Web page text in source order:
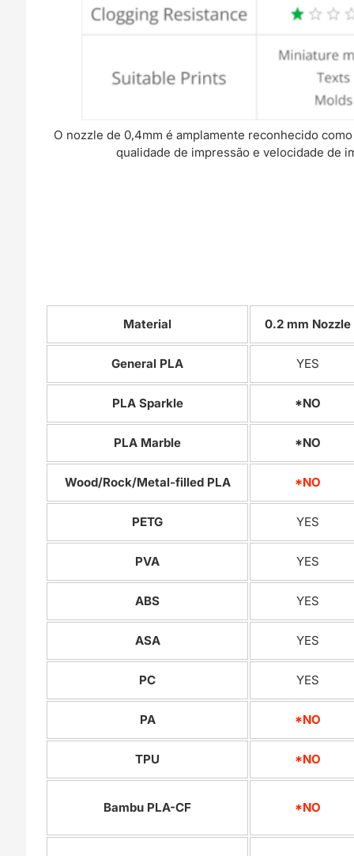
O nozzle de 0,4mm é amplamente reconhecido
qualidade de impressão e velocidade de
Material 0.2 mm Nozzle
General PLA YES
PLA Sparkle *NO
PLA Marble *NO
Wood/Rock/Metal-filled PLA *NO
PETG YES
PVA YES
ABS YES
ASA YES
PC YES
PA *NO
TPU *NO
Bambu PLA-CF *NO